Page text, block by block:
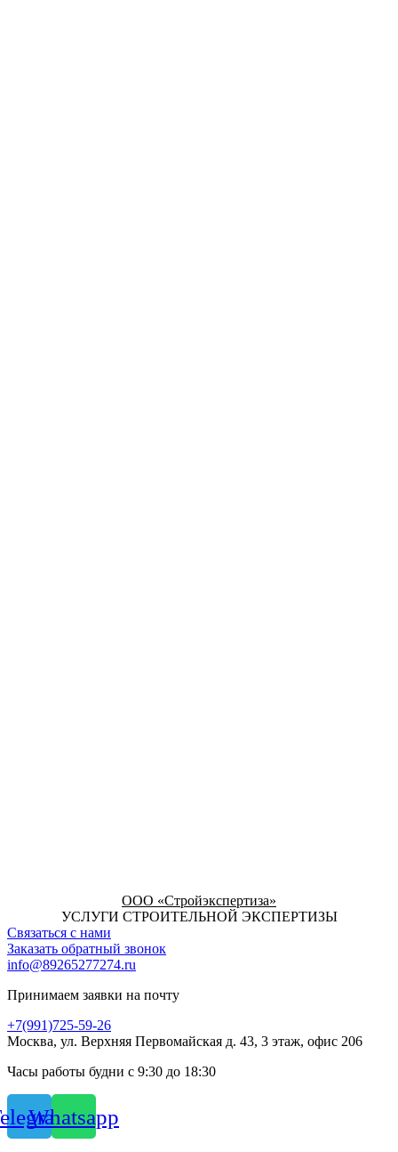
ООО «Стройэкспертиза»
УСЛУГИ СТРОИТЕЛЬНОЙ ЭКСПЕРТИЗЫ
Связаться с нами
Заказать обратный звонок
info@89265277274.ru
Принимаем заявки на почту
+7(991)725-59-26
Москва, ул. Верхняя Первомайская д. 43, 3 этаж, офис 206
Часы работы будни с 9:30 до 18:30
Whatsapp